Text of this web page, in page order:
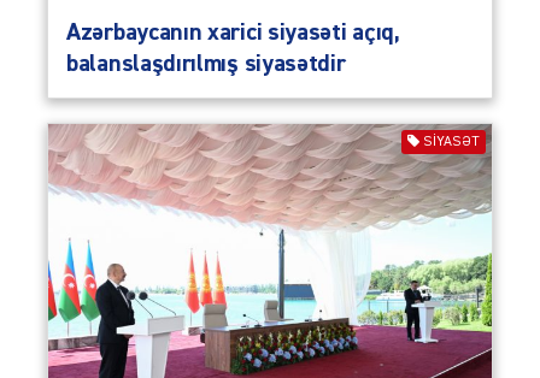
Azərbaycanın xarici siyasəti açıq,
balanslaşdırılmış siyasətdir
SIYASƏT